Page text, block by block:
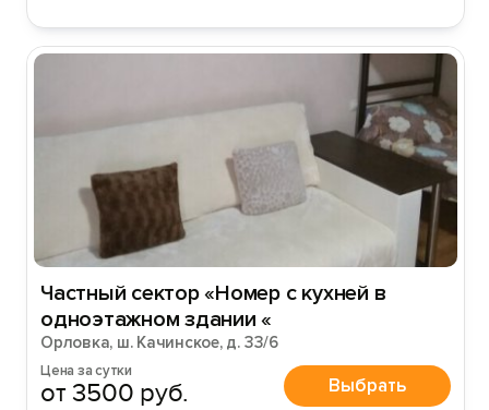
Частный сектор «Номер с кухней в
одноэтажном здании «
Орловка, ш. Качинское, д. 33/6
Цена за сутки
от 3500 руб. Выбрать